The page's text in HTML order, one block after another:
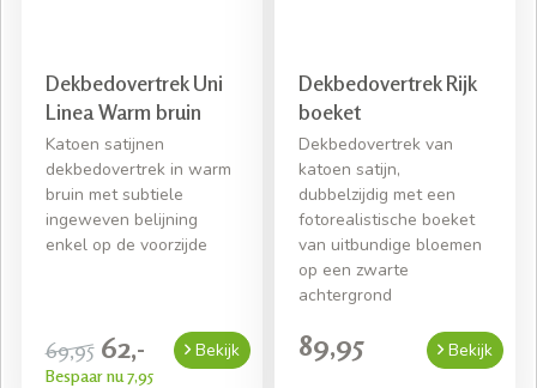
Dekbedovertrek Uni
Linea Warm bruin
Katoen satijnen
dekbedovertrek in warm
bruin met subtiele
ingeweven belijning
enkel op de voorzijde
69,95 62,-
Bespaar nu 7,95
Bekijk
Dekbedovertrek Rijk
boeket
Dekbedovertrek van
katoen satijn,
dubbelzijdig met een
fotorealistische boeket
van uitbundige bloemen
op een zwarte
achtergrond
89,95 Bekijk